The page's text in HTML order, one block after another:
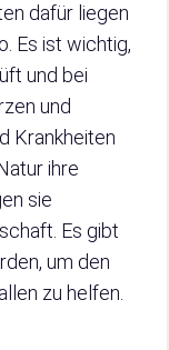
dafür liegen
Es ist wichtig,
und bei
und
Krankheiten
ihre
sie
Es gibt
um den
zu helfen.